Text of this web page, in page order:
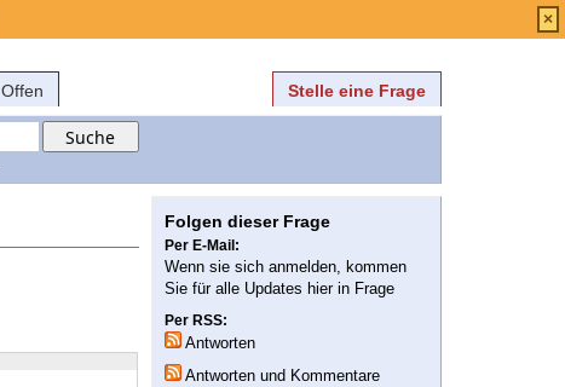
Offen Stelle eine Frage
Folgen dieser Frage
Per E-Mail:
Wenn sie sich anmelden, kommen
Sie für alle Updates hier in Frage
Per RSS:
Antworten
Antworten und Kommentare
×